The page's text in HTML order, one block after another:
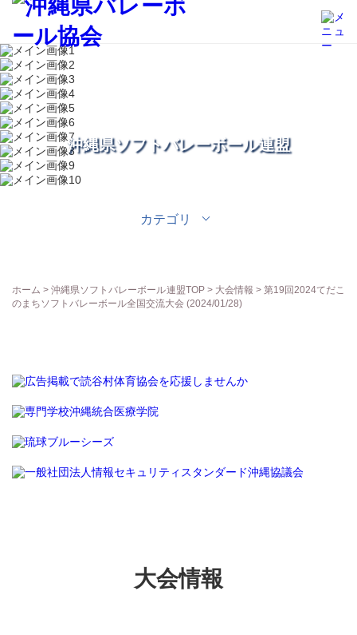
沖縄県ソフトバレーボール連盟
カテゴリ
ホーム >沖縄県ソフトバレーボール連盟TOP> 大会情報 > 第19回2024てだこ
のまちソフトバレーボール全国交流大会 (2024/01/28)
大会情報